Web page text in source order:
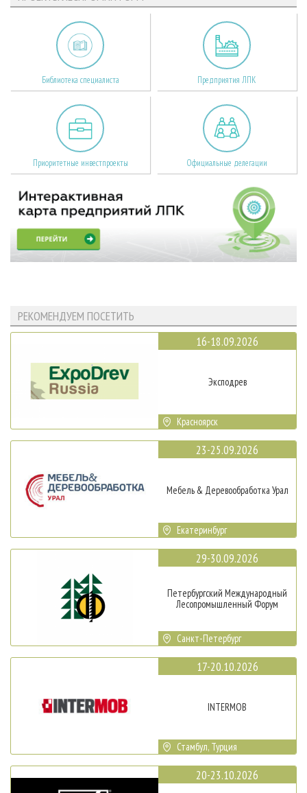
Библиотека специалиста Предприятия ЛПК
Приоритетные инвестпроекты Официальные делегации
РЕКОМЕНДУЕМ ПОСЕТИТЬ
16-18.09.2026
Эксподрев
Красноярск
23-25.09.2026
Мебель & Деревообработка Урал
Екатеринбург
29-30.09.2026
Петербургский Международный
Лесопромышленный Форум
Санкт-Петербург
17-20.10.2026
INTERMOB
Стамбул, Турция
20-23.10.2026